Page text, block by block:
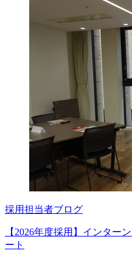
採用担当者ブログ
【2026年度採用】インター
ート